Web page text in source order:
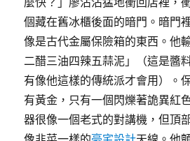
個藏在舊冰櫃後面的暗門。暗門
像是古代金屬保險箱的東西。他
二醋三油四辣五蒜泥」（這是醬
有像他這樣的傳統派才會用）。
有黃金，只有一個閃爍著詭異紅
器很像一個老式的對講機，但頂